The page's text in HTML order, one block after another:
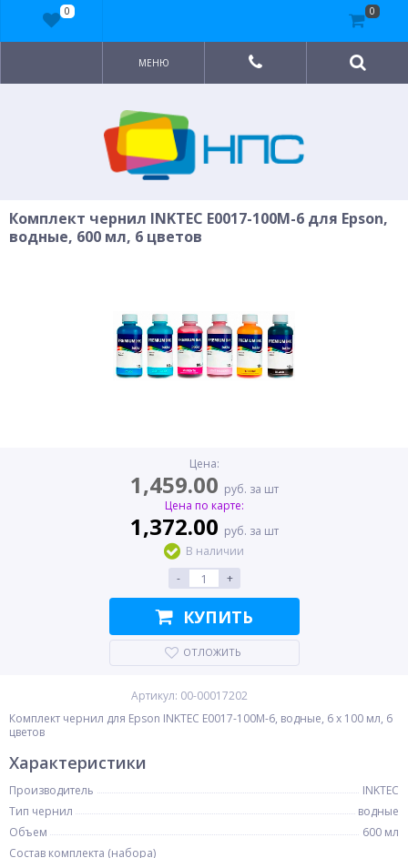
МЕНЮ
Комплект чернил INKTEC E0017-100M-6 для Epson,
водные, 600 мл, 6 цветов
Цена:
1,459.00 руб. за шт
Цена по карте:
1,372.00 руб. за шт
В наличии
-
+
КУПИТЬ
ОТЛОЖИТЬ
Артикул: 00-00017202
Комплект чернил для Epson INKTEC E0017-100M-6, водные, 6 x 100 мл, 6
цветов
Характеристики
Производитель
INKTEC
Тип чернил
водные
Объем
600 мл
Состав комплекта (набора)
0 0